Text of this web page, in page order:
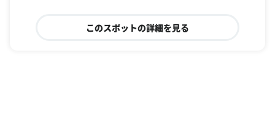
このスポットの詳細を見る